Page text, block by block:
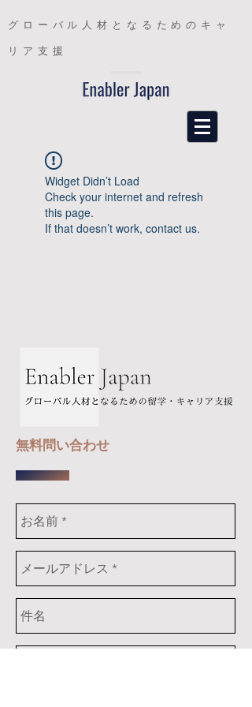
グローバル人材となるためのキャ
リア支援
Widget Didn’t Load
Check your internet and refresh
this page.
If that doesn’t work, contact us.
無料問い合わせ